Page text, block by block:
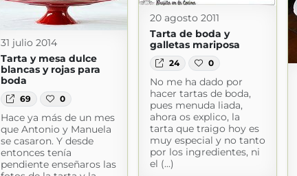
20 agosto 2011
Tarta de boda y
galletas mariposa
24 0
No me ha dado por
hacer tartas de boda,
pues menuda liada,
ahora os explico, la
tarta que traigo hoy es
muy especial y no tanto
por los ingredientes, ni
el (...)
31 julio 2014
Tarta y mesa dulce
blancas y rojas para
boda
69 0
Hace ya más de un mes
que Antonio y Manuela
se casaron. Y desde
entonces tenía
pendiente enseñaros las